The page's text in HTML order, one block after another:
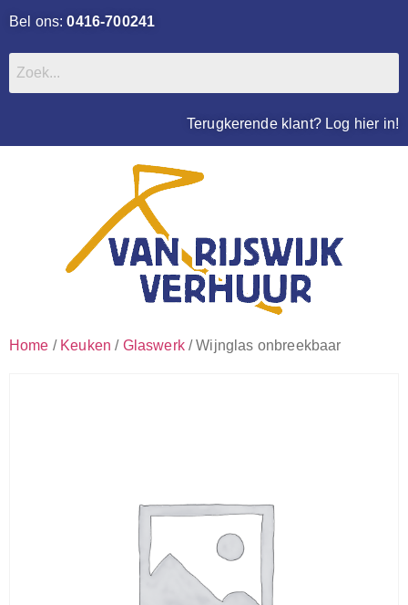
Bel ons:0416-700241
Terugkerende klant? Log hier in!
Home / Keuken / Glaswerk/ Wijnglas onbreekbaar